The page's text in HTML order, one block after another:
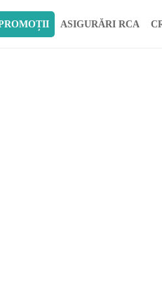
ASIGURĂRI RCA